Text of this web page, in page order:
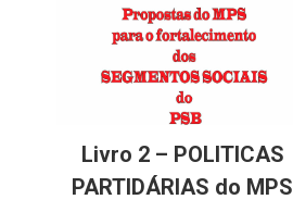
Livro 2 – POLITICAS
PARTIDÁRIAS do MPS